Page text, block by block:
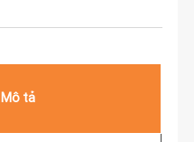
Mô tả